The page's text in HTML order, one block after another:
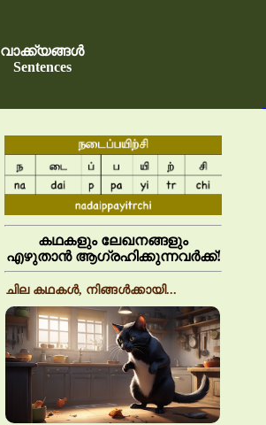
വാക്ക്യങ്ങൾ
Sentences
കഥകളും ലേഖനങ്ങളും
എഴുതാൻ ആഗ്രഹിക്കുന്നവർക്ക്!
ചില കഥകൾ, നിങ്ങൾക്കായി...